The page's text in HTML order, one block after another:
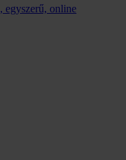
egyszerű, online